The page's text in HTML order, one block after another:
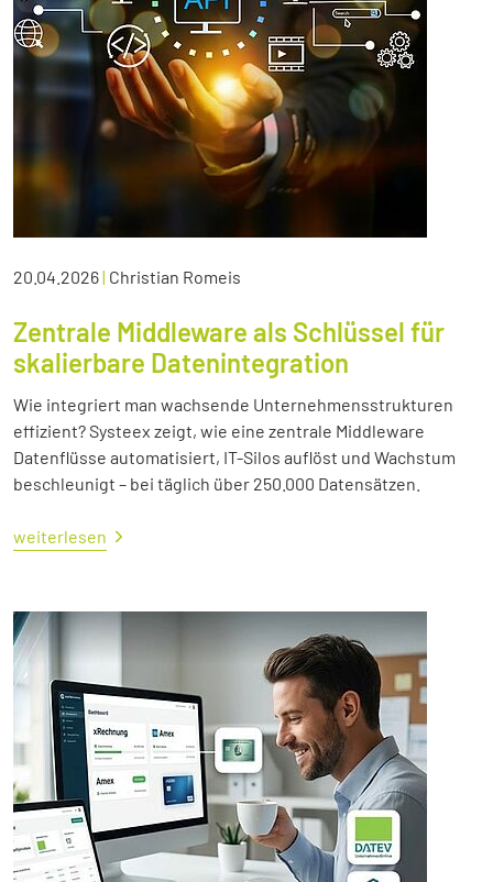
20.04.2026| Christian Romeis
Zentrale Middleware als Schlüssel für
skalierbare Datenintegration
Wie integriert man wachsende Unternehmensstrukturen
effizient? Systeex zeigt, wie eine zentrale Middleware
Datenflüsse automatisiert, IT-Silos auflöst und Wachstum
beschleunigt – bei täglich über 250.000 Datensätzen.
weiterlesen